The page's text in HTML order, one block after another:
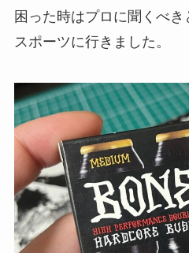
困った時はプロに聞くべ
スポーツに行きました。